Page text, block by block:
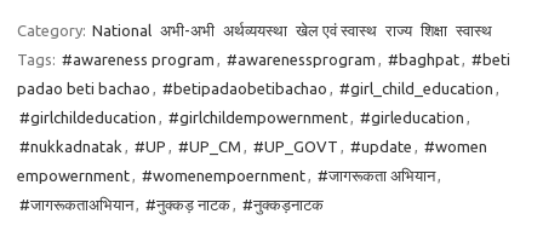
Category: National अभी-अभी अर्थव्ययस्था खेल एवं स्वास्थ राज्य शिक्षा स्वास्थ
Tags: #awareness program , #awarenessprogram , #baghpat, #beti
padao beti bachao , #betipadaobetibachao , #girl_child_education ,
#girlchildeducation , #girlchildempowernment, #girleducation ,
#nukkadnatak , #UP , #UP_CM , #UP_GOVT , #update , #women
empowernment, #womenempoernment, #जागरूकता अभियान,
#जागरूकताअभियान, #नुक्कड़ नाटक, #नुक्कड़नाटक